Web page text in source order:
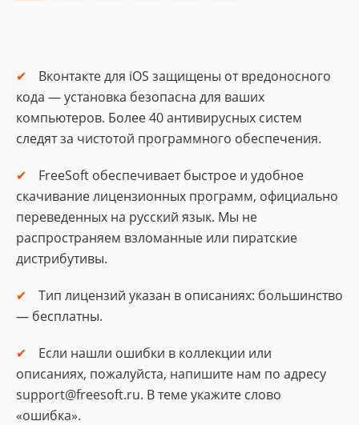
Вконтакте для iOS защищены от вредоносного
кода — установка безопасна для ваших
компьютеров. Более 40 антивирусных систем
следят за чистотой программного обеспечения.
FreeSoft обеспечивает быстрое и удобное
скачивание лицензионных программ, официально
переведенных на русский язык. Мы не
распространяем взломанные или пиратские
дистрибутивы.
Тип лицензий указан в описаниях: большинство
— бесплатны.
Если нашли ошибки в коллекции или
описаниях, пожалуйста, напишите нам по адресу
support@freesoft.ru. В теме укажите слово
«ошибка».